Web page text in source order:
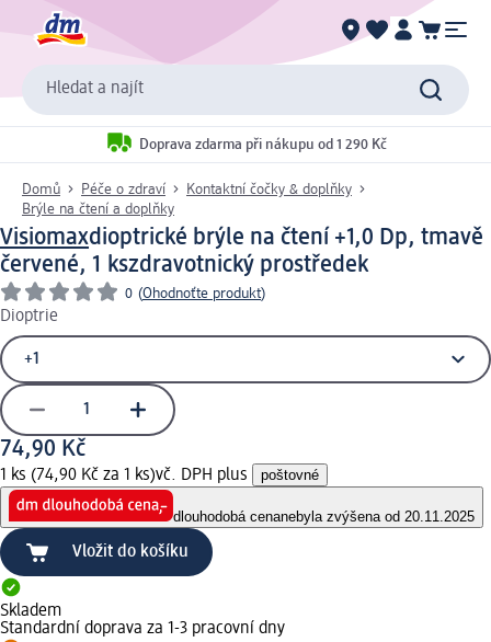
Hledat a najít
Doprava zdarma při nákupu od 1 290 Kč
Domů Péče o zdraví
Kontaktní čočky & doplňky
Brýle na čtení a doplňky
Visiomaxdioptrické brýle na čtení +1,0 Dp, tmavě
červené, 1 kszdravotnický prostředek
0 (Ohodnoťte produkt)
Dioptrie
74,90 Kč
1 ks (74,90 Kč za 1 ks)vč. DPH plus poštovné
dlouhodobá cenanebyla zvýšena od 20.11.2025
Vložit do košíku
Skladem
Standardní doprava za 1-3 pracovní dny